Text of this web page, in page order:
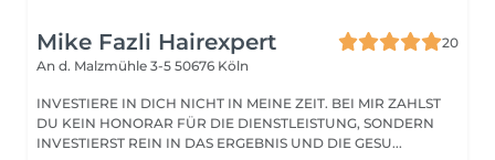
Mike Fazli Hairexpert
20
An d. Malzmühle 3-5 50676 Köln
INVESTIERE IN DICH NICHT IN MEINE ZEIT. BEI MIR ZAHLST
DU KEIN HONORAR FÜR DIE DIENSTLEISTUNG, SONDERN
INVESTIERST REIN IN DAS ERGEBNIS UND DIE GESU...